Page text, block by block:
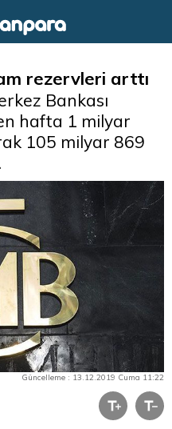
rezervleri arttı
Bankası
hafta 1 milyar
105 milyar 869
Güncelleme : 13.12.2019 Cuma 11:22